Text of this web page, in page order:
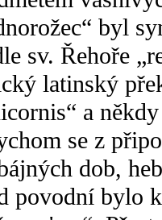
byl
sv. Řehoře
latinský
a
se z
dob,
povodní bylo